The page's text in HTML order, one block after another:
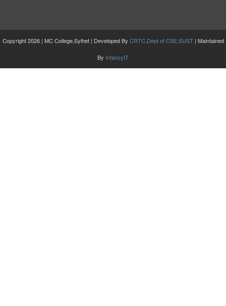
Copyright 2026 | MC College,Sylhet | Developed By CRTC,Dept of CSE,SUST| Maintained
By InfancyIT